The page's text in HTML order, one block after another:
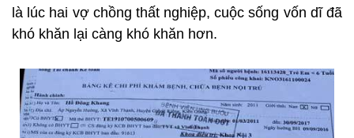
là lúc hai vợ chồng thất nghiệp, cuộc sống vốn dĩ đã
khó khăn lại càng khó khăn hơn.